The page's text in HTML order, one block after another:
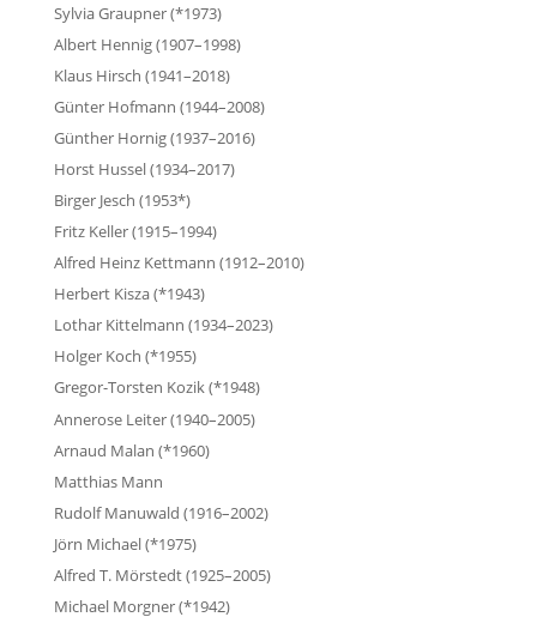
Sylvia Graupner (*1973)
Albert Hennig (1907–1998)
Klaus Hirsch (1941–2018)
Günter Hofmann (1944–2008)
Günther Hornig (1937–2016)
Horst Hussel (1934–2017)
Birger Jesch (1953*)
Fritz Keller (1915–1994)
Alfred Heinz Kettmann (1912–2010)
Herbert Kisza (*1943)
Lothar Kittelmann (1934–2023)
Holger Koch (*1955)
Gregor-Torsten Kozik (*1948)
Annerose Leiter (1940–2005)
Arnaud Malan (*1960)
Matthias Mann
Rudolf Manuwald (1916–2002)
Jörn Michael (*1975)
Alfred T. Mörstedt (1925–2005)
Michael Morgner (*1942)